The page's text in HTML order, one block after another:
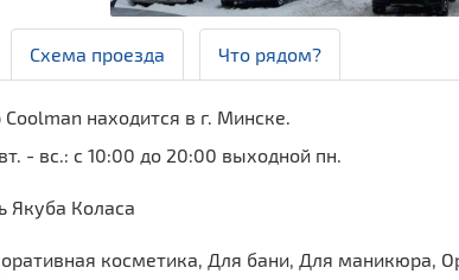
Схема проезда Что рядом?
находится в г. Минске.
- вс.: с 10:00 до 20:00 выходной пн.
Якуба Коласа
косметика, Для бани, Для маникюра,